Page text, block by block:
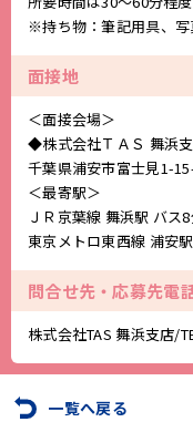
※持ち物：筆記用具、
面接地
＜面接会場＞
◆株式会社ＴＡＳ 舞浜
千葉県浦安市富士見1-
＜最寄駅＞
ＪＲ京葉線 舞浜駅 バス
東京メトロ東西線 浦安
問合せ先・応募先電
株式会社TAS 舞浜支店/
一覧へ戻る